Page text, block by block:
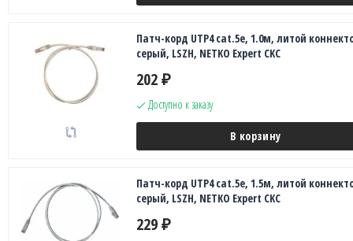
Патч-корд UTP4 cat.5e, 1.0м, литой
серый, LSZH, NETKO Expert CKC
202 ₽
Доступно к заказу
В корзину
Патч-корд UTP4 cat.5e, 1.5м, литой
серый, LSZH, NETKO Expert CKC
229 ₽